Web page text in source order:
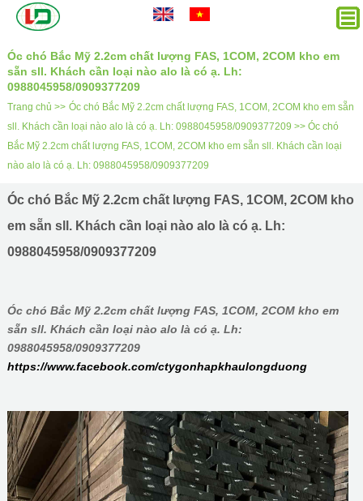
Óc chó Bắc Mỹ 2.2cm chất lượng FAS, 1COM, 2COM kho em
sẵn sll. Khách cần loại nào alo là có ạ. Lh:
0988045958/0909377209
Trang chủ >> Óc chó Bắc Mỹ 2.2cm chất lượng FAS, 1COM, 2COM kho em sẵn
sll. Khách cần loại nào alo là có ạ. Lh: 0988045958/0909377209 >> Óc chó
Bắc Mỹ 2.2cm chất lượng FAS, 1COM, 2COM kho em sẵn sll. Khách cần loại
nào alo là có ạ. Lh: 0988045958/0909377209
Óc chó Bắc Mỹ 2.2cm chất lượng FAS, 1COM, 2COM kho
em sẵn sll. Khách cần loại nào alo là có ạ. Lh:
0988045958/0909377209
Óc chó Bắc Mỹ 2.2cm chất lượng FAS, 1COM, 2COM kho em
sẵn sll. Khách cần loại nào alo là có ạ. Lh:
0988045958/0909377209
https://www.facebook.com/ctygonhapkhaulongduong